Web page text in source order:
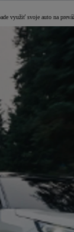
využiť svoje auto na